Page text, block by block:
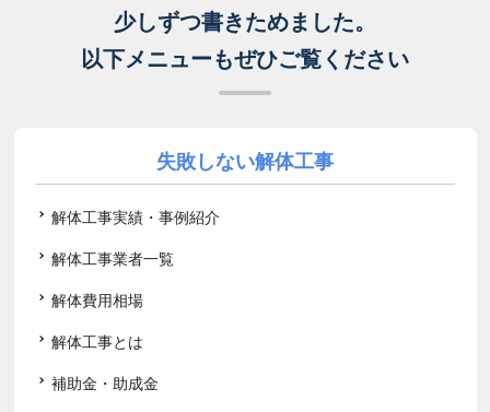
少しずつ書きためました。
以下メニューもぜひご覧ください
失敗しない解体工事
解体工事実績・事例紹介
解体工事業者一覧
解体費用相場
解体工事とは
補助金・助成金